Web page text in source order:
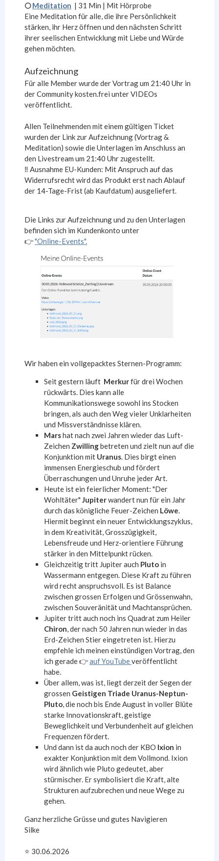
🌕Meditation | 31 Min | Mit Hörprobe
Eine Meditation für alle, die ihre Persönlichkeit
stärken, ihr Herz öffnen und den nächsten Schritt
ihrer seelischen Entwicklung mit Liebe und Würde
gehen möchten.
Aufzeichnung
Für alle Member wurde der Vortrag um 21:40 Uhr in
der Community kosten.frei unter VIDEOs
veröffentlicht.
Allen Teilnehmenden mit einem gültigen Ticket
wurden der Link zur Aufzeichnung (Vortrag &
Meditation) sowie die Unterlagen im Anschluss an
den Livestream um 21:40 Uhr zugestellt.
‼️ Ausnahme EU-Kunden: Mit Anspruch auf das
Widerrufsrecht wird das Produkt erst nach Ablauf
der 14-Tage-Frist (ab Kaufdatum) ausgeliefert.
Die Links zur Aufzeichnung und zu den Unterlagen
befinden sich im Kundenkonto unter
👉"Online-Events".
Wir haben ein vollgepacktes Sternen-Programm:
Seit gestern läuft Merkurfür drei Wochen
rückwärts. Dies kann alle
Kommunikationswege sowohl ins Stocken
bringen, als auch den Weg vieler Unklarheiten
und Missverständnisse klären.
Marshat nach zwei Jahren wieder das Luft-
Zeichen Zwillingbetreten und zielt nun auf die
Konjunktion mit Uranus. Dies birgt einen
immensen Energieschub und fördert
Überraschungen und Unruhe jeder Art.
Heute ist ein feierlicher Moment: "Der
Wohltäter" Jupiterwandert nun für ein Jahr
durch das königliche Feuer-Zeichen Löwe.
Hiermit beginnt ein neuer Entwicklungszyklus,
in dem Kreativität, Grosszügigkeit,
Lebensfreude und Herz-orientiere Führung
stärker in den Mittelpunkt rücken.
Gleichzeitig tritt Jupiter auch Pluto in
Wassermann entgegen. Diese Kraft zu führen
wird recht anspruchsvoll. Es ist Balance
zwischen grossen Erfolgen und Grössenwahn,
zwischen Souveränität und Machtansprüchen.
Jupiter tritt auch noch ins Quadrat zum Heiler
Chiron, der nach 50 Jahren nun wieder in das
Erd-Zeichen Stier eingetreten ist. Hierzu
empfehle ich meinen einstündigen Vortrag, den
ich gerade 👉auf YouTubeveröffentlicht
habe.
Über allem, was ist, liegt derzeit der Segen der
grossen Geistigen Triade Uranus-Neptun-
Pluto, die noch bis Ende August in voller Blüte
starke Innovationskraft, geistige
Beweglichkeit und Verbundenheit auf gleichen
Frequenzen fördert.
Und dann ist da auch noch der KBO Ixion in
exakter Konjunktion mit dem Vollmond. Ixion
wird ähnlich wie Pluto gedeutet, aber
stürmischer. Er symbolisiert die Kraft, alte
Strukturen aufzubrechen und neue Wege zu
gehen.
Ganz herzliche Grüsse und gutes Navigieren
Silke
⭐️ 30.06.2026